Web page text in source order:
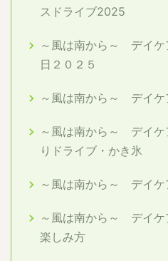
スドライブ2025
～風は南から～ デイ
日２０２５
～風は南から～ デイ
～風は南から～ デイ
りドライブ・かき氷
～風は南から～ デイ
～風は南から～ デイ
楽しみ方